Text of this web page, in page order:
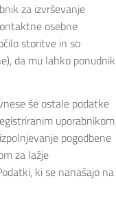
za izvrševanje
osebne
storitve in so
da mu lahko ponudnik
še ostale podatke
uporabnikom
pogodbene
za lažje
ki se nanašajo na